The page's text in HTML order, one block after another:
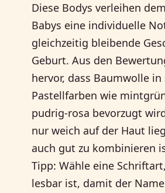
Diese Bodys verleihen
Babys eine individuelle
gleichzeitig bleibende
Geburt. Aus den
hervor, dass Baumwolle
Pastellfarben wie
pudrig-rosa bevorzugt
nur weich auf der Haut
auch gut zu kombinieren
Tipp: Wähle eine
lesbar ist, damit der